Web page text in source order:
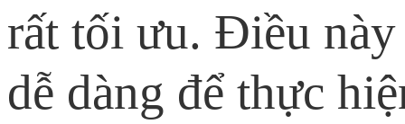
rất tối ưu. Điều này
dễ dàng để thực